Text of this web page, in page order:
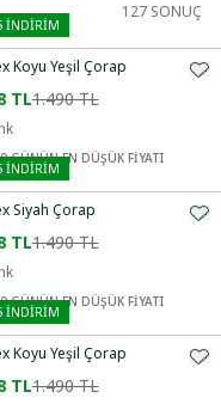
127 SONUÇ
İNDİRİM
Koyu Yeşil Çorap
TL1.490 TL
GÜNÜN EN DÜŞÜK FİYATI
İNDİRİM
Siyah Çorap
TL1.490 TL
GÜNÜN EN DÜŞÜK FİYATI
İNDİRİM
Koyu Yeşil Çorap
TL1.490 TL